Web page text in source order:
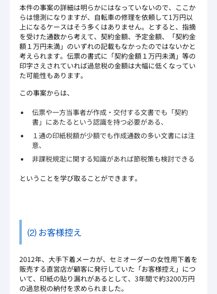
本件の事案の詳細は明らかにはなっていないので、ここか
らは憶測になりますが、自転車の修理を依頼して1万円以
上になるケースはそう多くはありません。とすると、指摘
を受けた通数から考えて、契約金額、予定金額、「契約金
額１万円未満」のいずれの記載もなかったのではないかと
考えられます。伝票の書式に「契約金額１万円未満」等の
印字さえされていれば過怠税の金額は大幅に低くなってい
た可能性もあります。
この事案からは、
伝票や一方当事者が作成・交付する文書でも「契約
書」にあたるという認識を持つ必要がある、
１通の印紙税額が少額でも作成通数の多い文書には注
意、
非課税規定に関する知識があれば節税策も検討できる
ということを学び取ることができます。
⑵ お客様控え
2012年、大手下着メーカが、セミオーダーの女性用下着を
販売する直営店が顧客に発行していた「お客様控え」につ
いて、印紙の貼り漏れがあるとして、3年間で約3200万円
の過怠税の納付を求められました。